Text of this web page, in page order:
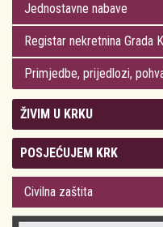
Jednostavne nabave
Registar nekretnina Grada
Primjedbe, prijedlozi,
ŽIVIM U KRKU
Kolegij gradonačelnika
Gradsko vijeće
Odluke Grada Krka
POSJEĆUJEM KRK
Plan Grada Krka
Krk 360° VR panorama
Civilna zaštita